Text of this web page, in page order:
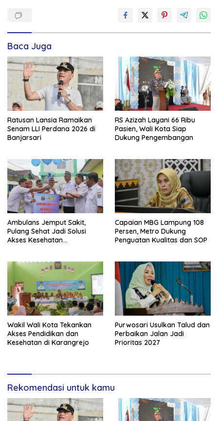
Baca Juga
Ratusan Lansia Ramaikan
Senam LLI Perdana 2026 di
Banjarsari
RS Azizah Layani 66 Ribu
Pasien, Wali Kota Siap
Dukung Pengembangan
Ambulans Jemput Sakit,
Pulang Sehat Jadi Solusi
Akses Kesehatan
Capaian MBG Lampung 108
Persen, Metro Dukung
Penguatan Kualitas dan SOP
Wakil Wali Kota Tekankan
Akses Pendidikan dan
Kesehatan di Karangrejo
Purwosari Usulkan Talud dan
Perbaikan Jalan Jadi
Prioritas 2027
Rekomendasi untuk kamu